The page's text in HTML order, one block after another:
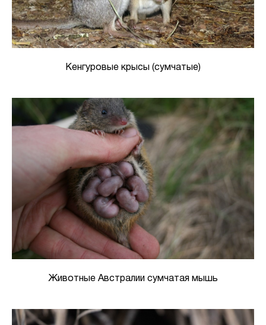
Кенгуровые крысы (сумчатые)
Животные Австралии сумчатая мышь